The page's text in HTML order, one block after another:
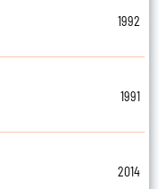
1992
1991
2014